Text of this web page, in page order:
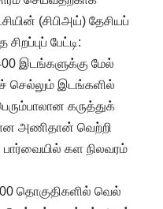
(சிபிஅய்) தேசியப்
பேட்டி:
இடங்களுக்கு மேல்
செல்லும் இடங்களில்
கருத்துக்
அணிதான் வெற்றி
கள நிலவரம்
தொகுதிகளில் வெல்